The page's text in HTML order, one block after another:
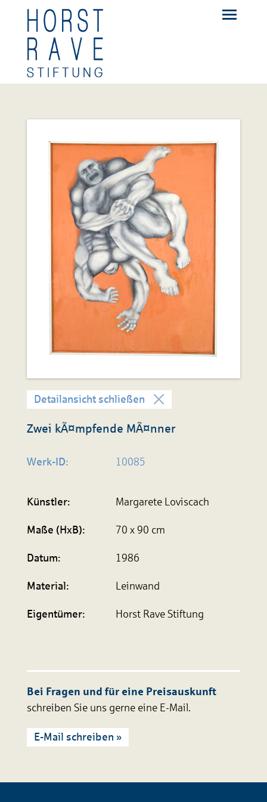
Detailansicht schließen
Zwei kÃ¤mpfende MÃ¤nner
Werk-ID: 10085
Künstler: Margarete Loviscach
Maße (HxB): 70 x 90 cm
Datum: 1986
Material: Leinwand
Eigen­tümer: Horst Rave Stiftung
Bei Fragen und für eine Preisauskunft
schreiben Sie uns gerne eine E-Mail.
E-Mail schreiben »